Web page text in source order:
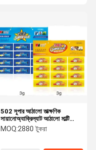
502 সুপার আঠালো তাত্ক্ষণিক
সায়ানোঅ্যাক্রিল্যাট আঠালো মাল্টি
উদ্দেশ্য শক্তিশালী বন্ধন সমাধান বিভিন্ন
শিল্প ব্যবহারের জন্য উপযুক্ত
MOQ:2880 টুকরা